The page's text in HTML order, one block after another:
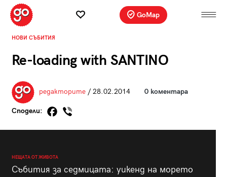
GoMap
НОВИ СЪБИТИЯ
Re-loading with SANTINO
редакторите/ 28.02.2014 0 коментара
Сподели:
НЕЩАТА ОТ ЖИВОТА
Събития за седмицата: уикенд на морето